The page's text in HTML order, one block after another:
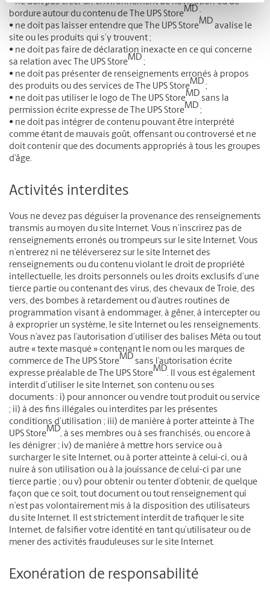
• ne doit pas créer un environnement de navigation ou de
bordure autour du contenu de The UPS StoreMD ;
• ne doit pas laisser entendre que The UPS StoreMD avalise le
site ou les produits qui s’y trouvent ;
• ne doit pas faire de déclaration inexacte en ce qui concerne
sa relation avec The UPS StoreMD ;
• ne doit pas présenter de renseignements erronés à propos
des produits ou des services de The UPS StoreMD ;
• ne doit pas utiliser le logo de The UPS StoreMD sans la
permission écrite expresse de The UPS StoreMD ;
• ne doit pas intégrer de contenu pouvant être interprété
comme étant de mauvais goût, offensant ou controversé et ne
doit contenir que des documents appropriés à tous les groupes
d’âge.
Activités interdites
Vous ne devez pas déguiser la provenance des renseignements
transmis au moyen du site Internet. Vous n’inscrirez pas de
renseignements erronés ou trompeurs sur le site Internet. Vous
n’entrerez ni ne téléverserez sur le site Internet des
renseignements ou du contenu violant le droit de propriété
intellectuelle, les droits personnels ou les droits exclusifs d’une
tierce partie ou contenant des virus, des chevaux de Troie, des
vers, des bombes à retardement ou d’autres routines de
programmation visant à endommager, à gêner, à intercepter ou
à exproprier un système, le site Internet ou les renseignements.
Vous n’avez pas l’autorisation d’utiliser des balises Méta ou tout
autre « texte masqué » contenant le nom ou les marques de
commerce de The UPS StoreMD sans l’autorisation écrite
expresse préalable de The UPS StoreMD. Il vous est également
interdit d’utiliser le site Internet, son contenu ou ses
documents : i) pour annoncer ou vendre tout produit ou service
; ii) à des fins illégales ou interdites par les présentes
conditions d’utilisation ; iii) de manière à porter atteinte à The
UPS StoreMD, à ses membres ou à ses franchisés, ou encore à
les dénigrer ; iv) de manière à mettre hors service ou à
surcharger le site Internet, ou à porter atteinte à celui-ci, ou à
nuire à son utilisation ou à la jouissance de celui-ci par une
tierce partie ; ou v) pour obtenir ou tenter d’obtenir, de quelque
façon que ce soit, tout document ou tout renseignement qui
n’est pas volontairement mis à la disposition des utilisateurs
du site Internet. Il est strictement interdit de trafiquer le site
Internet, de falsifier votre identité en tant qu’utilisateur ou de
mener des activités frauduleuses sur le site Internet.
Exonération de responsabilité